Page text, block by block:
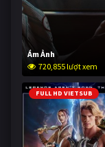
Ám Ảnh
720,855 lượt xem
FULL HD VIETSUB